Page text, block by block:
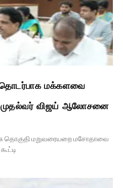
மக்களவை
முதல்வர் விஜய் ஆலோசனை
தொகுதி மறுவரையறை மசோதாவை